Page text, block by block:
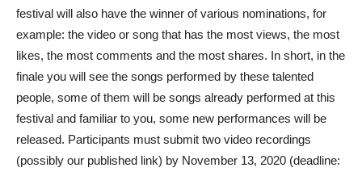
festival will also have the winner of various nominations, for
example: the video or song that has the most views, the most
likes, the most comments and the most shares. In short, in the
finale you will see the songs performed by these talented
people, some of them will be songs already performed at this
festival and familiar to you, some new performances will be
released. Participants must submit two video recordings
(possibly our published link) by November 13, 2020 (deadline: